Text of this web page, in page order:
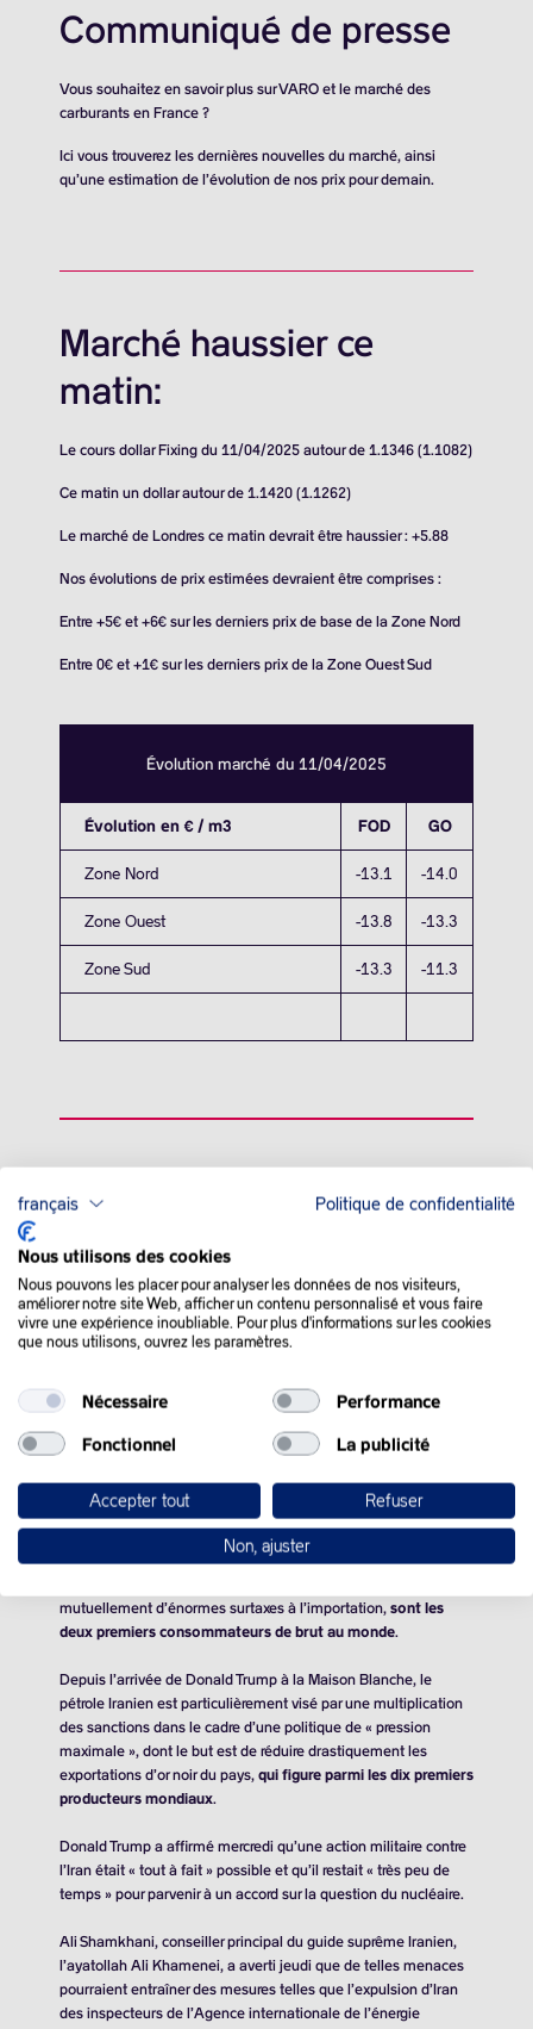
Communiqué de presse
Vous souhaitez en savoir plus sur VARO et le marché des
carburants en France ?
Ici vous trouverez les dernières nouvelles du marché, ainsi
qu’une estimation de l’évolution de nos prix pour demain.
Marché haussier ce
matin:
Le cours dollar Fixing du 11/04/2025 autour de 1.1346 (1.1082)
Ce matin un dollar autour de 1.1420 (1.1262)
Le marché de Londres ce matin devrait être haussier : +5.88
Nos évolutions de prix estimées devraient être comprises :
Entre +5€ et +6€ sur les derniers prix de base de la Zone Nord
Entre 0€ et +1€ sur les derniers prix de la Zone Ouest Sud
Évolution marché du 11/04/2025
Évolution en € / m3 FOD GO
Zone Nord -13.1 -14.0
Zone Ouest -13.8 -13.3
Zone Sud -13.3 -11.3
QUE SE PASSE-T-IL
DANS LE MONDE :
Les cours du pétrole sont presque stables vendredi, le marché
cherchant un nouvel équilibre après une semaine agitée par les
droits de douane de la Maison Blanche et avant des
Téhéran.
Entrée en vigueur, puis pause de la plupart des droits de
guerre commerciale avec la Chine:l’or noir a fait les
montagnes russes cette semaine
Le marché craint une baisse de la demande notable alors
mutuellement d’énormes surtaxes à l’importation, sont les
deux premiers consommateurs de brut au monde.
Depuis l’arrivée de Donald Trump à la Maison Blanche, le
pétrole Iranien est particulièrement visé par une multiplication
des sanctions dans le cadre d’une politique de « pression
maximale », dont le but est de réduire drastiquement les
exportations d’or noir du pays, qui figure parmi les dix premiers
producteurs mondiaux.
Donald Trump a affirmé mercredi qu’une action militaire contre
l’Iran était « tout à fait » possible et qu’il restait « très peu de
temps » pour parvenir à un accord sur la question du nucléaire.
Ali Shamkhani, conseiller principal du guide suprême Iranien,
l’ayatollah Ali Khamenei, a averti jeudi que de telles menaces
pourraient entraîner des mesures telles que l’expulsion d’Iran
des inspecteurs de l’Agence internationale de l’énergie
français Politique de confidentialité
Nous utilisons des cookies
Nous pouvons les placer pour analyser les données de nos visiteurs,
améliorer notre site Web, afficher un contenu personnalisé et vous faire
vivre une expérience inoubliable. Pour plus d'informations sur les cookies
que nous utilisons, ouvrez les paramètres.
Nécessaire Performance
Fonctionnel La publicité
Accepter tout Refuser
Non, ajuster